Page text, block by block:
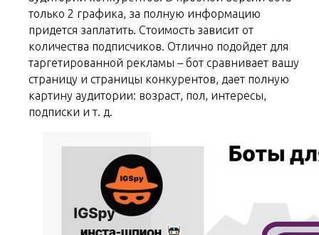
только 2 графика, за полную информацию
придется заплатить. Стоимость зависит от
количества подписчиков. Отлично подойдет для
таргетированной рекламы – бот сравнивает вашу
страницу и страницы конкурентов, дает полную
картину аудитории: возраст, пол, интересы,
подписки и т. д.